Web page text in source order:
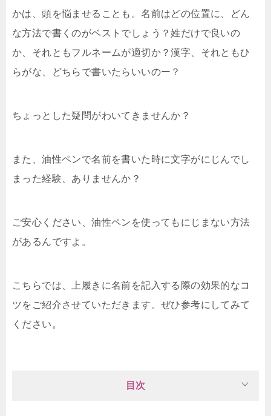
かは、頭を悩ませることも。名前はどの位置に、どん
な方法で書くのがベストでしょう？姓だけで良いの
か、それともフルネームが適切か？漢字、それともひ
らがな、どちらで書いたらいいのー？
ちょっとした疑問がわいてきませんか？
また、油性ペンで名前を書いた時に文字がにじんでし
まった経験、ありませんか？
ご安心ください、油性ペンを使ってもにじまない方法
があるんですよ。
こちらでは、上履きに名前を記入する際の効果的なコ
ツをご紹介させていただきます。ぜひ参考にしてみて
ください。
目次